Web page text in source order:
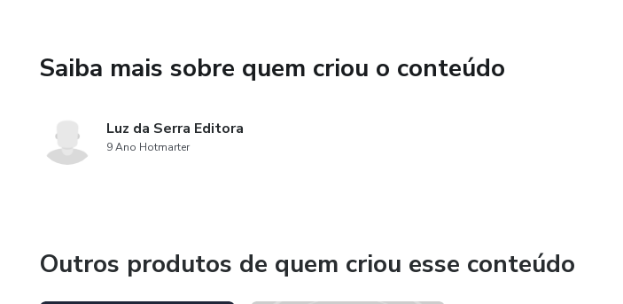
Saiba mais sobre quem criou o conteúdo
Luz da Serra Editora
9 Ano Hotmarter
Outros produtos de quem criou esse conteúdo